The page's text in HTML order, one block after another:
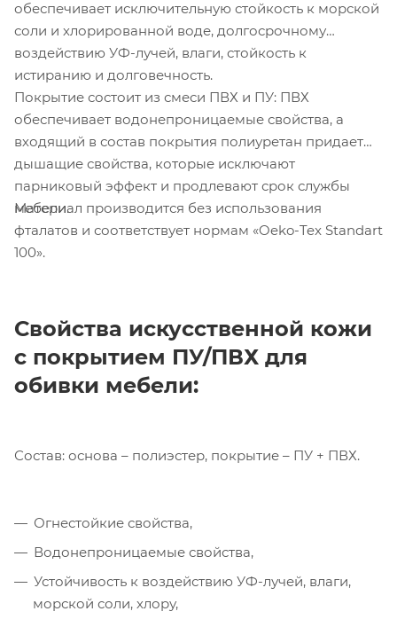
обеспечивает исключительную стойкость к морской
соли и хлорированной воде, долгосрочному
воздействию УФ-лучей, влаги, стойкость к
истиранию и долговечность.
Покрытие состоит из смеси ПВХ и ПУ: ПВХ
обеспечивает водонепроницаемые свойства, а
входящий в состав покрытия полиуретан придает
дышащие свойства, которые исключают
парниковый эффект и продлевают срок службы
мебели.
Материал производится без использования
фталатов и соответствует нормам «Oeko-Tex Standart
100».
Свойства искусственной кожи
с покрытием ПУ/ПВХ для
обивки мебели:
Состав: основа – полиэстер, покрытие – ПУ + ПВХ.
Огнестойкие свойства,
Водонепроницаемые свойства,
Устойчивость к воздействию УФ-лучей, влаги,
морской соли, хлору,
Компания «Торговый Дом Технический
Текстиль» использует cookie-файлы и
обрабатывает персональные данные с
использованием Яндекс Метрики. Это
улучшает работу сайта и